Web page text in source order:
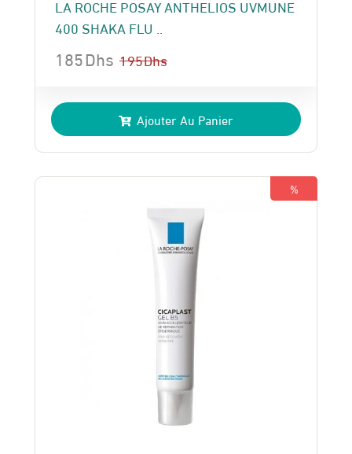
LA ROCHE POSAY ANTHELIOS UVMUNE
400 SHAKA FLU ..
195Dhs
prix
initial
était :
195 Dhs.
185Dhs
prix
actuel
est :
185 Dhs.
Ajouter Au Panier
%